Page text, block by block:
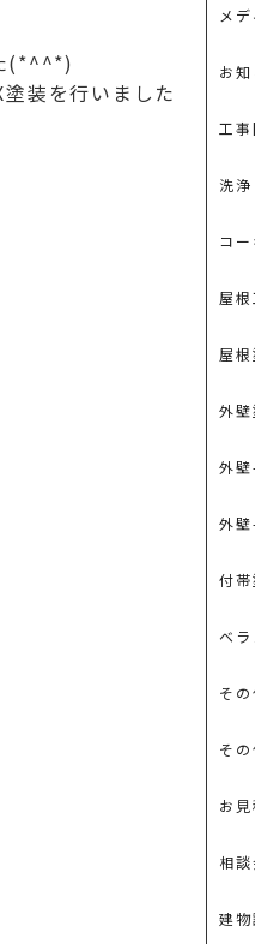
(*^^*)
塗装を行いました
メ
お
工事
洗浄
コ
屋根
屋根
外壁
外
外
付帯
ベ
そ
そ
お
相談
建物